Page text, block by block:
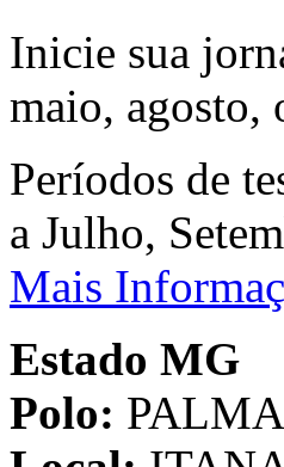
Inicie sua
maio, agosto,
Períodos de
a Julho,
Mais
Estado MG
Polo: